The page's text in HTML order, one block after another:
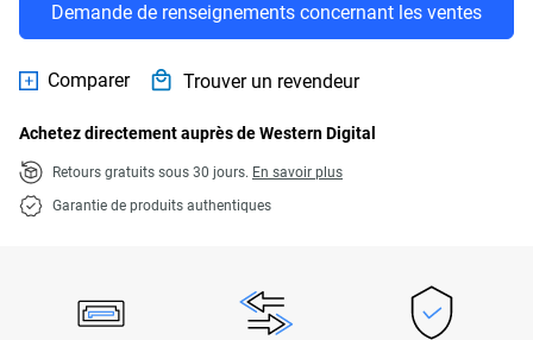
Demande de renseignements concernant les ventes
Comparer Trouver un revendeur
Achetez directement auprès de Western Digital
Retours gratuits sous 30 jours. En savoir plus
Garantie de produits authentiques